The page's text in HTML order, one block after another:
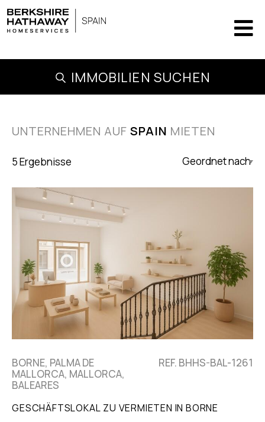
IMMOBILIEN SUCHEN
UNTERNEHMEN AUF SPAIN MIETEN
Updated Descending
5 Ergebnisse
BORNE, PALMA DE
MALLORCA, MALLORCA,
BALEARES
REF. BHHS-BAL-1261
GESCHÄFTSLOKAL ZU VERMIETEN IN BORNE